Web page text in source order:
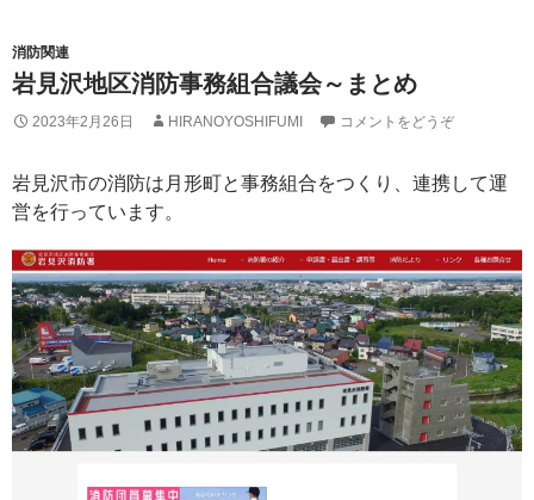
消防関連
岩見沢地区消防事務組合議会～まとめ
2023年2月26日 HIRANOYOSHIFUMI コメントをどうぞ
岩見沢市の消防は月形町と事務組合をつくり、連携して運
営を行っています。